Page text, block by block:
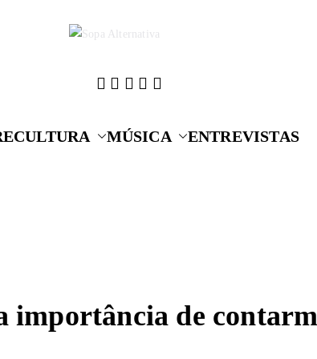
CULTURA MÚSICA ENTREVISTAS
importância de